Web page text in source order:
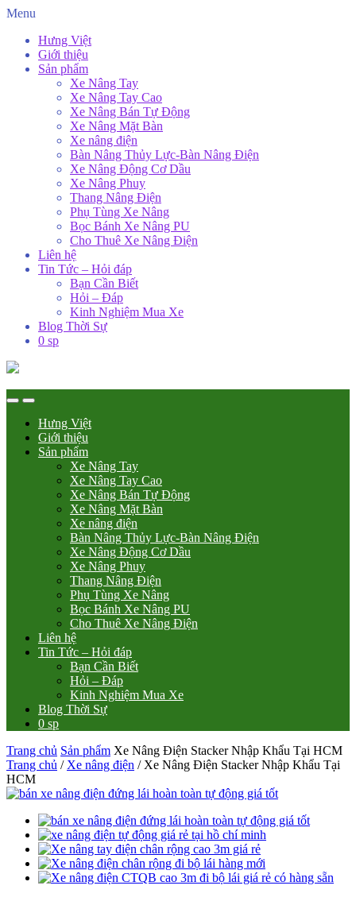
Menu
Hưng Việt
Giới thiệu
Sản phẩm
Xe Nâng Tay
Xe Nâng Tay Cao
Xe Nâng Bán Tự Động
Xe Nâng Mặt Bàn
Xe nâng điện
Bàn Nâng Thủy Lực-Bàn Nâng Điện
Xe Nâng Động Cơ Dầu
Xe Nâng Phuy
Thang Nâng Điện
Phụ Tùng Xe Nâng
Bọc Bánh Xe Nâng PU
Cho Thuê Xe Nâng Điện
Liên hệ
Tin Tức – Hỏi đáp
Bạn Cần Biết
Hỏi – Đáp
Kinh Nghiệm Mua Xe
Blog Thời Sự
0 sp
Hưng Việt
Giới thiệu
Sản phẩm
Xe Nâng Tay
Xe Nâng Tay Cao
Xe Nâng Bán Tự Động
Xe Nâng Mặt Bàn
Xe nâng điện
Bàn Nâng Thủy Lực-Bàn Nâng Điện
Xe Nâng Động Cơ Dầu
Xe Nâng Phuy
Thang Nâng Điện
Phụ Tùng Xe Nâng
Bọc Bánh Xe Nâng PU
Cho Thuê Xe Nâng Điện
Liên hệ
Tin Tức – Hỏi đáp
Bạn Cần Biết
Hỏi – Đáp
Kinh Nghiệm Mua Xe
Blog Thời Sự
0 sp
Trang chủ Sản phẩm Xe Nâng Điện Stacker Nhập Khẩu Tại HCM
Trang chủ / Xe nâng điện / Xe Nâng Điện Stacker Nhập Khẩu Tại
HCM